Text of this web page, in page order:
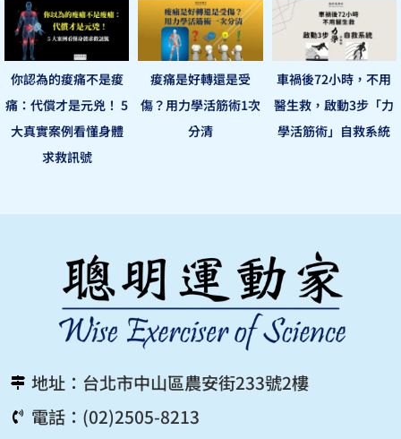
你認為的痠痛不是痠
痛：代償才是元兇！ 5
大真實案例看懂身體
求救訊號
痠痛是好轉還是受
傷？用力學活筋術1次
分清
車禍後72小時，不用
醫生救，啟動3步「力
學活筋術」自救系統
地址：台北市中山區農安街233號2樓
電話：(02)2505-8213